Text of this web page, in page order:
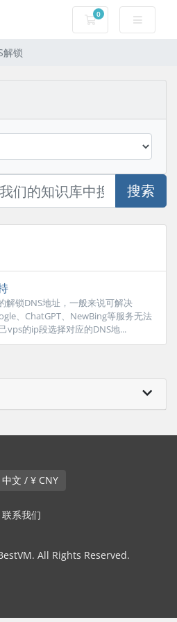
0
购物车
解锁
搜索
解锁DNS地址，一般来说可解决
、ChatGPT、NewBing等服务无法
vps的ip段选择对应的DNS地...
中文 / ¥ CNY
联系我们
All Rights Reserved.